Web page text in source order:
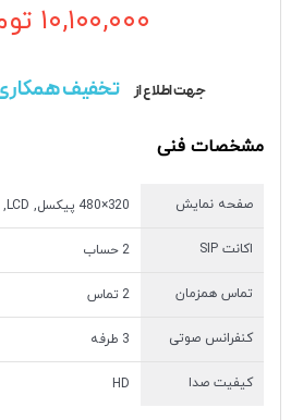
۱۰,۱۰۰,۰۰۰
جهت اطلاع از تخفیف
مشخصات فنی
صفحه نمایش 320×480 پیکسل, LCD, رنگی
اکانت SIP 2 حساب
تماس همزمان 2 تماس
کنفرانس صوتی 3 طرفه
کیفیت صدا HD